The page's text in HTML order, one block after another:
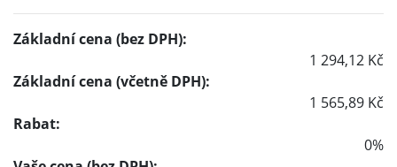
Základní cena (bez DPH):
1 294,12 Kč
Základní cena (včetně DPH):
1 565,89 Kč
Rabat:
0%